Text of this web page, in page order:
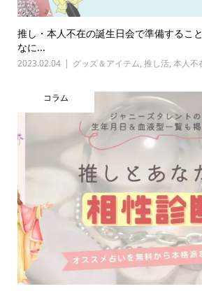
推し・本人不在の誕生日会で準備するこ
なに...
2023.02.04 グッズ＆アイテム, 推し活, 本人不
コラム